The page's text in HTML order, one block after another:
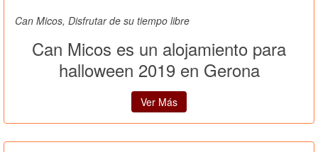
Can Micos, Disfrutar de su tiempo libre
Can Micos es un alojamiento para
halloween 2019 en Gerona
Ver Más